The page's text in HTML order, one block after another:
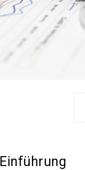
Einführung